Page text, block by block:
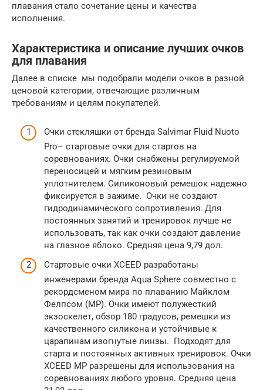
плавания стало сочетание цены и качества
исполнения.
Характеристика и описание лучших очков
для плавания
Далее в списке мы подобрали модели очков в разной
ценовой категории, отвечающие различным
требованиям и целям покупателей.
Очки стекляшки от бренда Salvimar Fluid Nuoto
Pro– стартовые очки для стартов на
соревнованиях. Очки снабжены регулируемой
переносицей и мягким резиновым
уплотнителем. Силиконовый ремешок надежно
фиксируется в зажиме. Очки не создают
гидродинамического сопротивления. Для
постоянных занятий и тренировок лучше не
использовать, так как очки создают давление
на глазное яблоко. Средняя цена 9,79 дол.
Стартовые очки XCEED разработаны
инженерами бренда Aqua Sphere совместно с
рекордсменом мира по плаванию Майклом
Фелпсом (MP). Очки имеют полужесткий
экзоскелет, обзор 180 градусов, ремешки из
качественного силикона и устойчивые к
царапинам изогнутые линзы. Подходят для
старта и постоянных активных тренировок. Очки
XCEED МР разрешены для использования на
соревнованиях любого уровня. Средняя цена